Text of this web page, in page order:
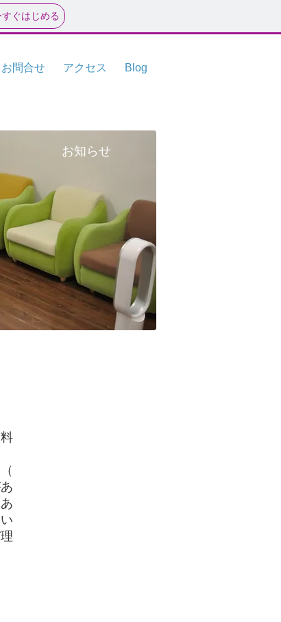
ぐはじめる
お問合せ アクセス Blog
お知らせ